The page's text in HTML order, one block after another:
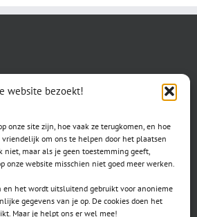
website bezoekt!
onze site zijn, hoe vaak ze terugkomen, en hoe
om ons te helpen door het plaatsen
maar als je geen toestemming geeft,
onze website misschien niet goed meer werken.
en het wordt uitsluitend gebruikt voor anonieme
gegevens van je op. De cookies doen het
Maar je helpt ons er wel mee!